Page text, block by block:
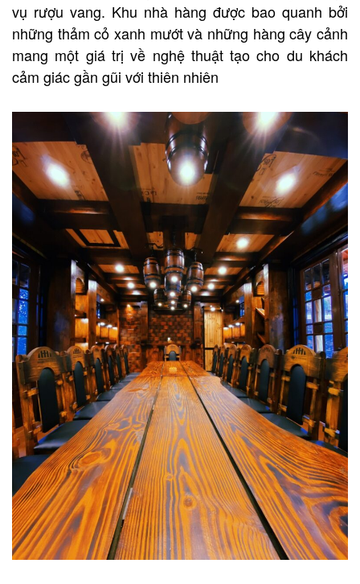
vụ rượu vang. Khu nhà hàng được bao quanh bởi
những thảm cỏ xanh mướt và những hàng cây cảnh
mang một giá trị về nghệ thuật tạo cho du khách
cảm giác gần gũi với thiên nhiên